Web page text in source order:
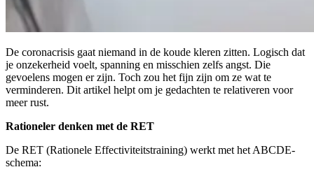
De coronacrisis gaat niemand in de koude kleren zitten. Logisch dat
je onzekerheid voelt, spanning en misschien zelfs angst. Die
gevoelens mogen er zijn. Toch zou het fijn zijn om ze wat te
verminderen. Dit artikel helpt om je gedachten te relativeren voor
meer rust.
Rationeler denken met de RET
De RET (Rationele Effectiviteitstraining) werkt met het ABCDE-
schema: